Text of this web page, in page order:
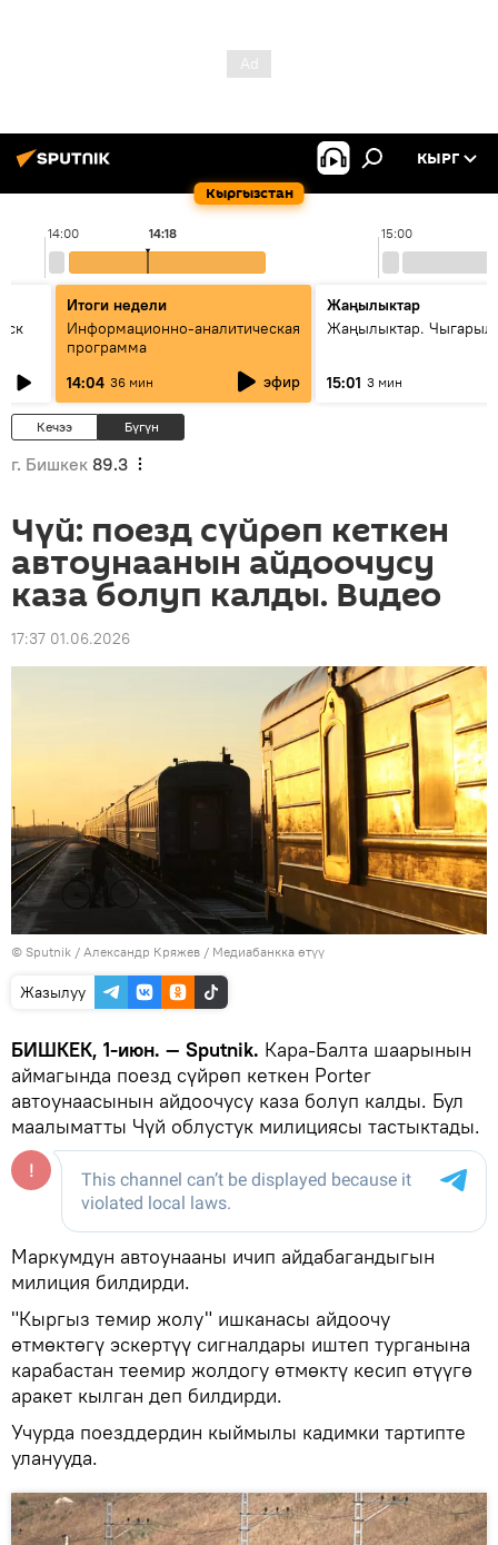
Кыргызстан
КЫРГ
14:00 15:00
14:18
Итоги недели
Информационно-аналитическая
программа
14:04 36 мин эфир
Жаңылыктар
Жаңылыктар.
15:01 3 мин
Кечээ Бүгүн
г. Бишкек 89.3
Чүй: поезд сүйрөп кеткен
автоунаанын айдоочусу
каза болуп калды. Видео
17:37 01.06.2026
© Sputnik / Александр Кряжев / Медиабанкка өтүү
Жазылуу
БИШКЕК, 1-июн. — Sputnik. Кара-Балта шаарынын
аймагында поезд сүйрөп кеткен Porter
автоунаасынын айдоочусу каза болуп калды. Бул
маалыматты Чүй облустук милициясы тастыктады.
Маркумдун автоунааны ичип айдабагандыгын
милиция билдирди.
"Кыргыз темир жолу" ишканасы айдоочу
өтмөктөгү эскертүү сигналдары иштеп турганына
карабастан теемир жолдогу өтмөктү кесип өтүүгө
аракет кылган деп билдирди.
Учурда поезддердин кыймылы кадимки тартипте
уланууда.